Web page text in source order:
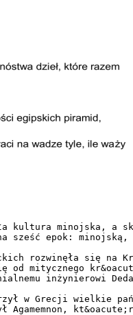
kultura minojska, a
sześć epok: minojską,
rozwinęła się na
od mitycznego
inżynierowi
w Grecji wielkie